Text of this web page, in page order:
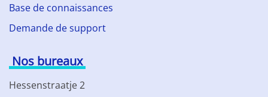
Base de connaissances
Demande de support
Nos bureaux
Hessenstraatje 2